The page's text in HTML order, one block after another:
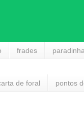
frades
de foral pontos